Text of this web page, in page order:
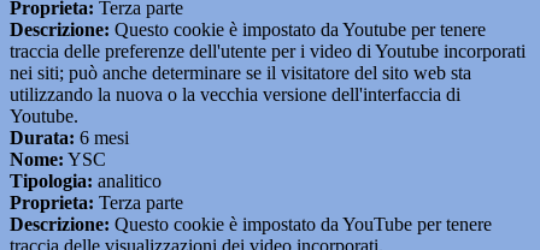
Proprieta: Terza parte
Descrizione: Questo cookie è impostato da Youtube per tenere
traccia delle preferenze dell'utente per i video di Youtube incorporati
nei siti; può anche determinare se il visitatore del sito web sta
utilizzando la nuova o la vecchia versione dell'interfaccia di
Youtube.
Durata: 6 mesi
Nome: YSC
Tipologia: analitico
Proprieta: Terza parte
Descrizione: Questo cookie è impostato da YouTube per tenere